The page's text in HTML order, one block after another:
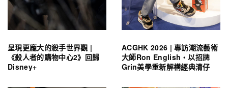
呈現更龐大的殺手世界觀 |
《殺人者的購物中心2》回歸
Disney+
ACGHK 2026 | 專訪潮流藝術
大師Ron English・以招牌
Grin美學重新解構經典清仔